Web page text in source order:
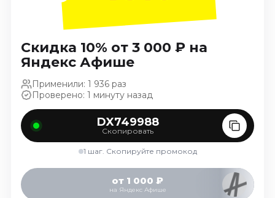
Сентябрь 2026
Октябрь 2026
Декабрь 2026
Август 2026
Сентябрь 2026
Декабрь 2026
Август 2026
Сентябрь 2026
Скидка 10% от 3 000 ₽ на
Яндекс Афише
Применили: 1 936 раз
Проверено: 1 минуту назад
DX749988
Скопировать
1 шаг. Скопируйте промокод
от 1 000 ₽
на Яндекс Афише